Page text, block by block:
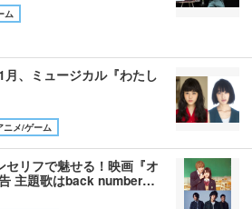
ム
、ミュージカル『わたし
ニメ/ゲーム
セリフで魅せる！映画『オ
主題歌はback number…